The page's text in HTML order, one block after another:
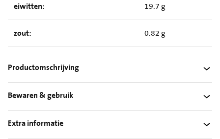
eiwitten: 19.7 g
zout: 0.82 g
Productomschrijving
Bewaren & gebruik
Extra informatie